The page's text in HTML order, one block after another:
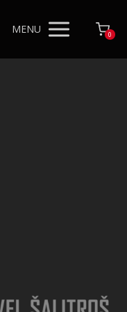
MENU 0